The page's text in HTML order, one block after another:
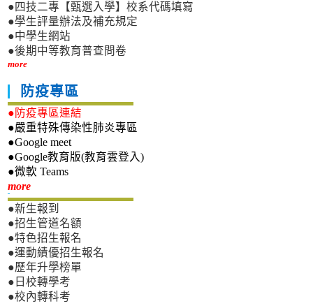
●四技二專【甄選入學】校系代碼填寫
●學生評量辦法及補充規定
●中學生網站
●後期中等教育普查問卷
more
防疫專區
●防疫專區連結
●嚴重特殊傳染性肺炎專區
●Google meet
●Google教育版(教育雲登入)
●微軟 Teams
more新生專區
●新生報到
●招生管道名額
●特色招生報名
●運動績優招生報名
●歷年升學榜單
●日校轉學考
●校內轉科考